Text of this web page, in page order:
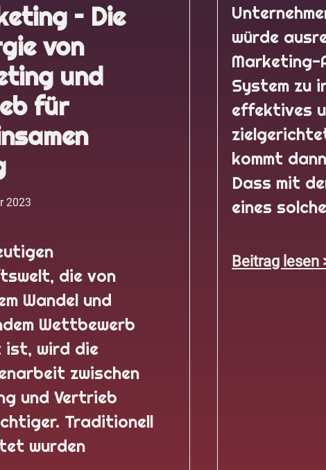
– Die
von
und
für
2023
die von
Wandel und
Wettbewerb
wird die
zwischen
und Vertrieb
Traditionell
wurden
würde
System zu
effektives
kommt
Dass mit
eines
Beitrag lesen